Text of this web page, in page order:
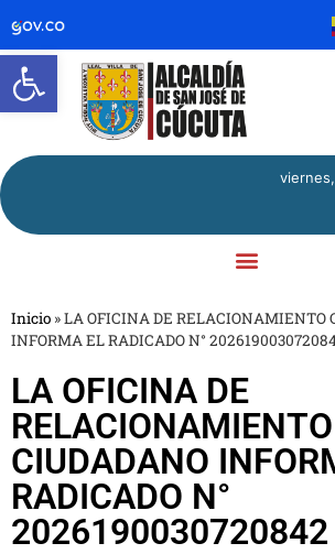
Abrir barra de
Inicio »LA OFICINA DE RELACIONAMIENTO
INFORMA EL RADICADO N°
LA OFICINA DE
CIUDADANO
RADICADO N°
2026190030720842